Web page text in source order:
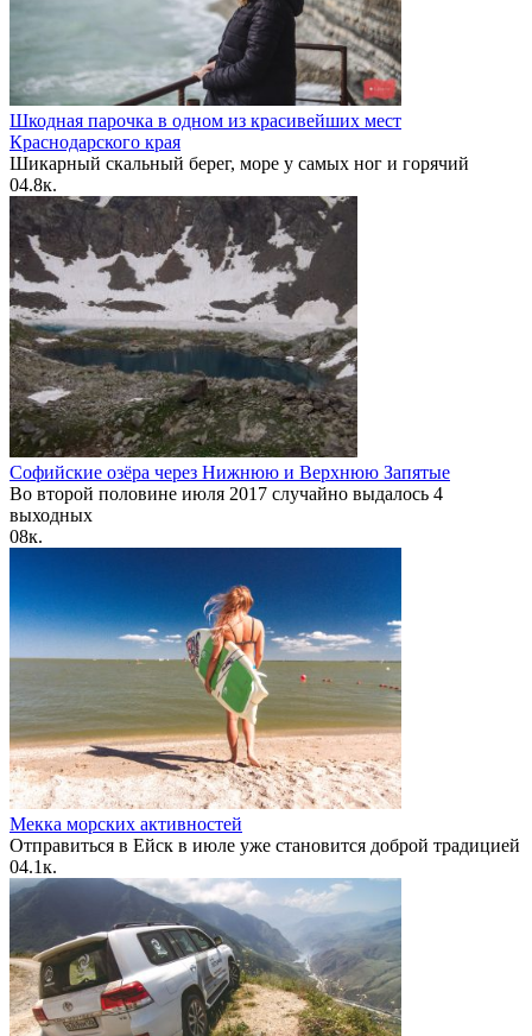
Шкодная парочка в одном из красивейших мест
Краснодарского края
Шикарный скальный берег, море у самых ног и горячий
04.8к.
Софийские озёра через Нижнюю и Верхнюю Запятые
Во второй половине июля 2017 случайно выдалось 4
выходных
08к.
Мекка морских активностей
Отправиться в Ейск в июле уже становится доброй традицией
04.1к.